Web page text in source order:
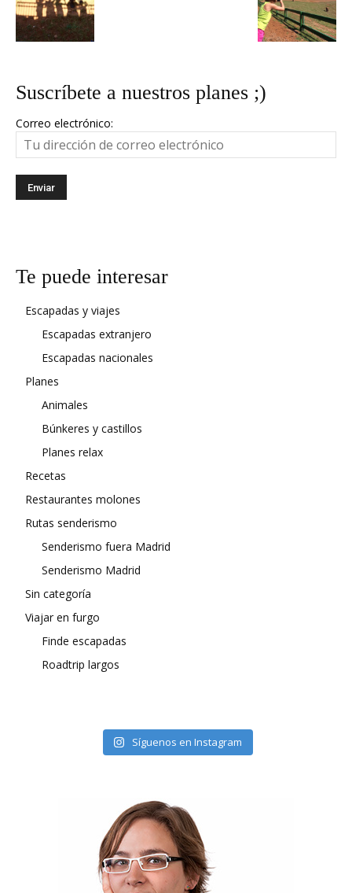
Suscríbete a nuestros planes ;)
Correo electrónico:
Te puede interesar
Escapadas y viajes
Escapadas extranjero
Escapadas nacionales
Planes
Animales
Búnkeres y castillos
Planes relax
Recetas
Restaurantes molones
Rutas senderismo
Senderismo fuera Madrid
Senderismo Madrid
Sin categoría
Viajar en furgo
Finde escapadas
Roadtrip largos
Síguenos en Instagram